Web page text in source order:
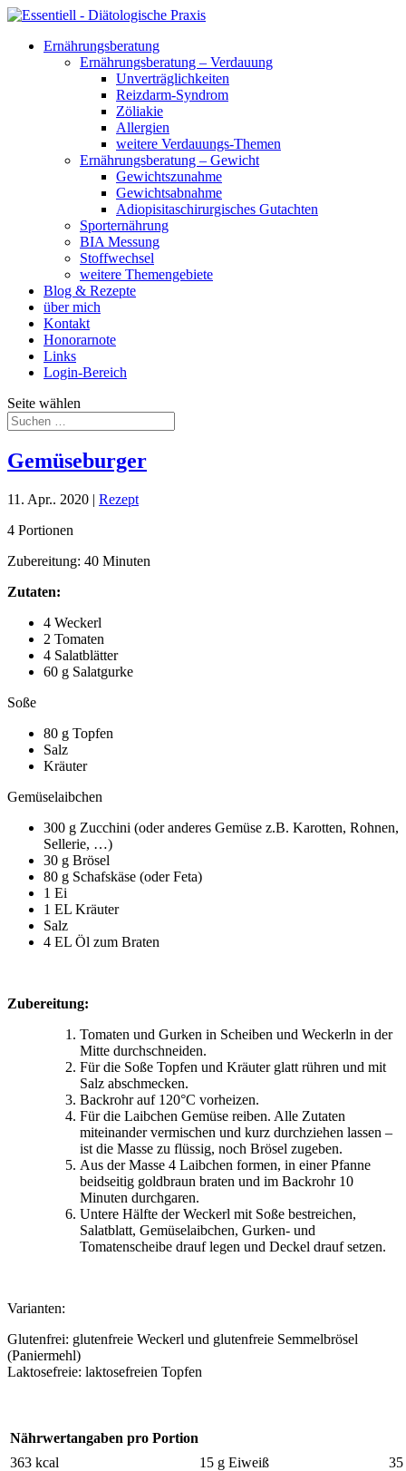
Ernährungsberatung
Ernährungsberatung – Verdauung
Unverträglichkeiten
Reizdarm-Syndrom
Zöliakie
Allergien
weitere Verdauungs-Themen
Ernährungsberatung – Gewicht
Gewichtszunahme
Gewichtsabnahme
Adiopisitaschirurgisches Gutachten
Sporternährung
BIA Messung
Stoffwechsel
weitere Themengebiete
Blog & Rezepte
über mich
Kontakt
Honorarnote
Links
Login-Bereich
Seite wählen
Gemüseburger
11. Apr.. 2020 | Rezept
4 Portionen
Zubereitung: 40 Minuten
Zutaten:
4 Weckerl
2 Tomaten
4 Salatblätter
60 g Salatgurke
Soße
80 g Topfen
Salz
Kräuter
Gemüselaibchen
300 g Zucchini (oder anderes Gemüse z.B. Karotten, Rohnen,
Sellerie, …)
30 g Brösel
80 g Schafskäse (oder Feta)
1 Ei
1 EL Kräuter
Salz
4 EL Öl zum Braten
Zubereitung:
Tomaten und Gurken in Scheiben und Weckerln in der
Mitte durchschneiden.
Für die Soße Topfen und Kräuter glatt rühren und mit
Salz abschmecken.
Backrohr auf 120°C vorheizen.
Für die Laibchen Gemüse reiben. Alle Zutaten
miteinander vermischen und kurz durchziehen lassen –
ist die Masse zu flüssig, noch Brösel zugeben.
Aus der Masse 4 Laibchen formen, in einer Pfanne
beidseitig goldbraun braten und im Backrohr 10
Minuten durchgaren.
Untere Hälfte der Weckerl mit Soße bestreichen,
Salatblatt, Gemüselaibchen, Gurken- und
Tomatenscheibe drauf legen und Deckel drauf setzen.
Varianten:
Glutenfrei: glutenfreie Weckerl und glutenfreie Semmelbrösel
(Paniermehl)
Laktosefreie: laktosefreien Topfen
Nährwertangaben pro Portion
363 kcal
15 g Eiweiß 35